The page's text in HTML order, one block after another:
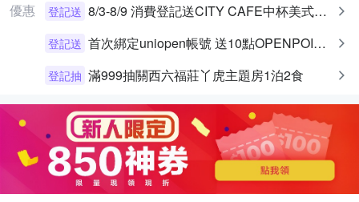
優惠 登記送 8/3-8/9 消費登記送CITY CAFE中杯美式乙杯
登記送 首次綁定uniopen帳號 送10點OPENPOINT+統一布丁一個
登記抽 滿999抽關西六福莊丫虎主題房1泊2食